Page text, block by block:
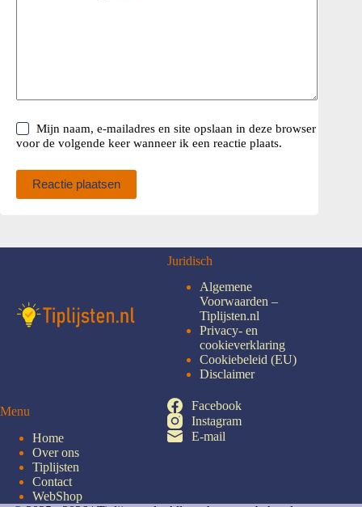
Mijn naam, e-mailadres en site opslaan in deze browser
voor de volgende keer wanneer ik een reactie plaats.
Reactie plaatsen
Juridisch
Algemene
Voorwaarden –
Tiplijsten.nl
Privacy- en
cookieverklaring
Cookiebeleid (EU)
Disclaimer
Menu
Home
Over ons
Tiplijsten
Contact
WebShop
Facebook
Instagram
E-mail